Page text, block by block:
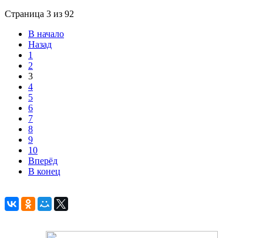
Страница 3 из 92
В начало
Назад
1
2
3
4
5
6
7
8
9
10
Вперёд
В конец